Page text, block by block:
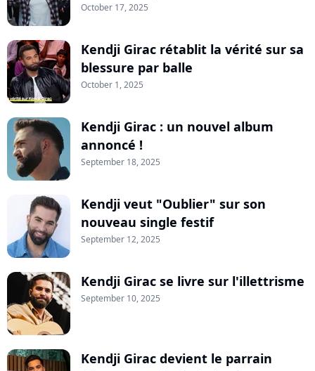
October 17, 2025
Kendji Girac rétablit la vérité sur sa
blessure par balle
October 1, 2025
Kendji Girac : un nouvel album
annoncé !
September 18, 2025
Kendji veut "Oublier" sur son
nouveau single festif
September 12, 2025
Kendji Girac se livre sur l'illettrisme
September 10, 2025
Kendji Girac devient le parrain